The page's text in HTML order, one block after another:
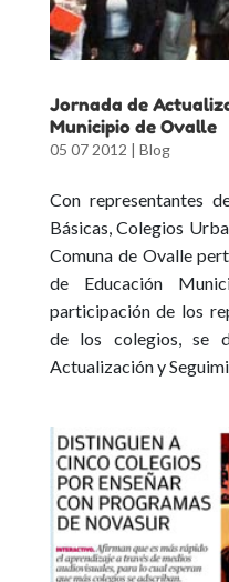
Jornada de
Municipio de Ovalle
05 07 2012 | Blog
Con representantes
Básicas, Colegios
Comuna de Ovalle
de Educación
participación de los
de los colegios, se
Actualización y